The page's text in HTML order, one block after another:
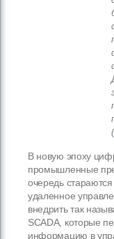
(
В новую эпоху
промышленные
очередь
удаленное
внедрить так
SCADA, которые
информацию в